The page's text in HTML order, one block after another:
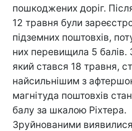
пошкоджених доріг.
12 травня були
підземних поштовхів,
них перевищила 5 балів.
який стався 18 травня,
найсильнішим з
магнітуда поштовхів
балу за шкалою Ріхтера.
Зруйнованими